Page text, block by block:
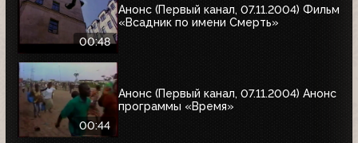
00:48
Анонс (Первый канал, 07.11.2004) Фильм
«Всадник по имени Смерть»
00:44
Анонс (Первый канал, 07.11.2004) Анонс
программы «Время»